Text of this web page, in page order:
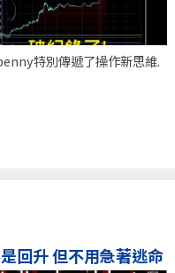
特別傳遞了操作新思維.
回升 但不用急著逃命